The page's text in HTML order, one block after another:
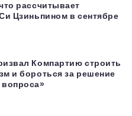
рассчитывает
Цзиньпином в сентябре
Компартию строить
и бороться за решение
вопроса»